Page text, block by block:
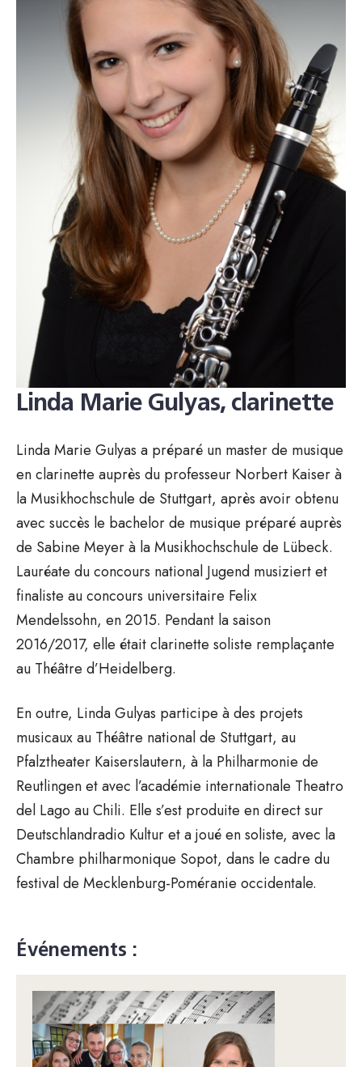
Linda Marie Gulyas, clarinette
Linda Marie Gulyas a préparé un master de musique
en clarinette auprès du professeur Norbert Kaiser à
la Musikhochschule de Stuttgart, après avoir obtenu
avec succès le bachelor de musique préparé auprès
de Sabine Meyer à la Musikhochschule de Lübeck.
Lauréate du concours national Jugend musiziert et
finaliste au concours universitaire Felix
Mendelssohn, en 2015. Pendant la saison
2016/2017, elle était clarinette soliste remplaçante
au Théâtre d’Heidelberg.
En outre, Linda Gulyas participe à des projets
musicaux au Théâtre national de Stuttgart, au
Pfalztheater Kaiserslautern, à la Philharmonie de
Reutlingen et avec l’académie internationale Theatro
del Lago au Chili. Elle s’est produite en direct sur
Deutschlandradio Kultur et a joué en soliste, avec la
Chambre philharmonique Sopot, dans le cadre du
festival de Mecklenburg-Poméranie occidentale.
Événements :